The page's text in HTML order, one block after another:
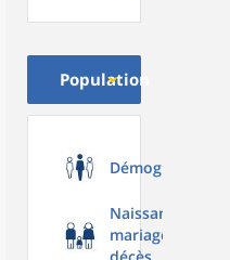
Population
Démographie
Naissances,
mariages,